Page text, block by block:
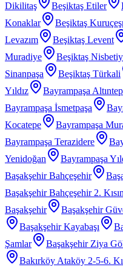
Dikilitaş
Beşiktaş Etiler
Konaklar
Beşiktaş
Levazım
Beşiktaş Levent
Muradiye
Beşiktaş
Sinanpaşa
Beşiktaş Türkali
Yıldız
Bayrampaşa
Bayrampaşa İsmetpaşa
Kocatepe
Bayrampaşa
Bayrampaşa Terazidere
Yenidoğan
Bayrampaşa
Başakşehir Bahçeşehir
Başakşehir Bahçeşehir 2.
Başakşehir
Başakşehir
Başakşehir Kayabaşı
Şamlar
Başakşehir Ziya
Bakırköy Ataköy 2-5-6.